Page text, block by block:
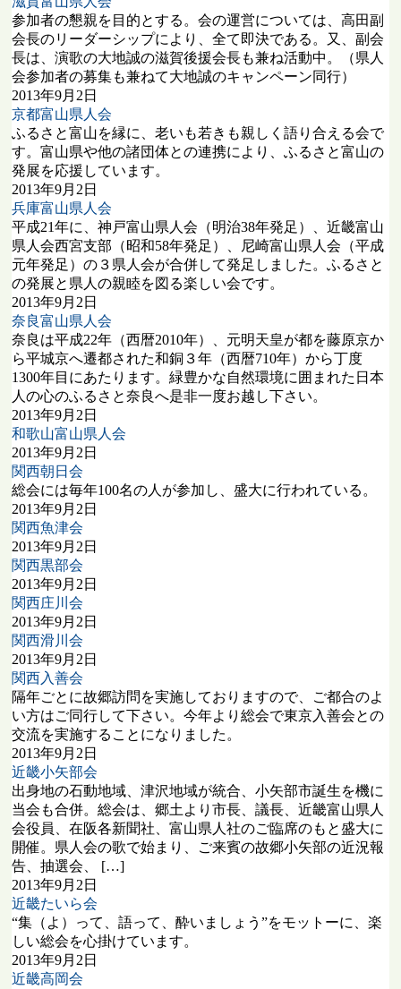
参加者の懇親を目的とする。会の運営については、高田副
会長のリーダーシップにより、全て即決である。又、副会
長は、演歌の大地誠の滋賀後援会長も兼ね活動中。（県人
会参加者の募集も兼ねて大地誠のキャンペーン同行）
2013年9月2日
京都富山県人会
ふるさと富山を縁に、老いも若きも親しく語り合える会で
す。富山県や他の諸団体との連携により、ふるさと富山の
発展を応援しています。
2013年9月2日
兵庫富山県人会
平成21年に、神戸富山県人会（明治38年発足）、近畿富山
県人会西宮支部（昭和58年発足）、尼崎富山県人会（平成
元年発足）の３県人会が合併して発足しました。ふるさと
の発展と県人の親睦を図る楽しい会です。
2013年9月2日
奈良富山県人会
奈良は平成22年（西暦2010年）、元明天皇が都を藤原京か
ら平城京へ遷都された和銅３年（西暦710年）から丁度
1300年目にあたります。緑豊かな自然環境に囲まれた日本
人の心のふるさと奈良へ是非一度お越し下さい。
2013年9月2日
和歌山富山県人会
2013年9月2日
関西朝日会
総会には毎年100名の人が参加し、盛大に行われている。
2013年9月2日
関西魚津会
2013年9月2日
関西黒部会
2013年9月2日
関西庄川会
2013年9月2日
関西滑川会
2013年9月2日
関西入善会
隔年ごとに故郷訪問を実施しておりますので、ご都合のよ
い方はご同行して下さい。今年より総会で東京入善会との
交流を実施することになりました。
2013年9月2日
近畿小矢部会
出身地の石動地域、津沢地域が統合、小矢部市誕生を機に
当会も合併。総会は、郷土より市長、議長、近畿富山県人
会役員、在阪各新聞社、富山県人社のご臨席のもと盛大に
開催。県人会の歌で始まり、ご来賓の故郷小矢部の近況報
告、抽選会、 […]
2013年9月2日
近畿たいら会
“集（よ）って、語って、酔いましょう”をモットーに、楽
しい総会を心掛けています。
2013年9月2日
近畿高岡会